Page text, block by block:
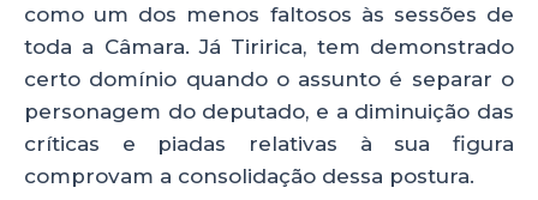
como um dos menos faltosos às sessões de
toda a Câmara. Já Tiririca, tem demonstrado
certo domínio quando o assunto é separar o
personagem do deputado, e a diminuição das
críticas e piadas relativas à sua figura
comprovam a consolidação dessa postura.